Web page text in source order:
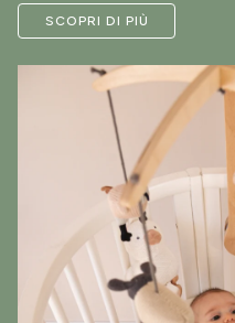
SCOPRI DI PIÙ